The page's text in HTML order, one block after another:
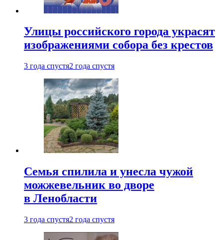
Улицы российского города украсят
изображениями собора без крестов
3 года спустя2 года спустя
Семья спилила и унесла чужой
можжевельник во дворе
в Ленобласти
3 года спустя2 года спустя